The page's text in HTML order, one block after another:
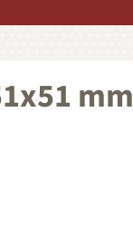
mm